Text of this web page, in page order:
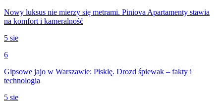
Nowy luksus nie mierzy się metrami. Piniova Apartamenty stawia
na komfort i kameralność
5 sie
6
Gipsowe jajo w Warszawie: Pisklę. Drozd śpiewak – fakty i
technologia
5 sie